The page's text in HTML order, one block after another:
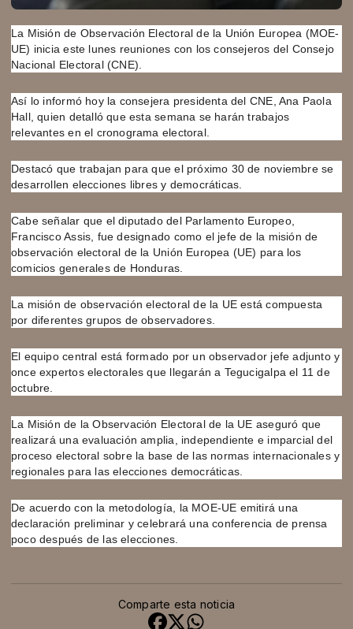
La Misión de Observación Electoral de la Unión Europea (MOE-
UE) inicia este lunes reuniones con los consejeros del Consejo
Nacional Electoral (CNE).
Así lo informó hoy la consejera presidenta del CNE, Ana Paola
Hall, quien detalló que esta semana se harán trabajos
relevantes en el cronograma electoral.
Destacó que trabajan para que el próximo 30 de noviembre se
desarrollen elecciones libres y democráticas.
Cabe señalar que el diputado del Parlamento Europeo,
Francisco Assis, fue designado como el jefe de la misión de
observación electoral de la Unión Europea (UE) para los
comicios generales de Honduras.
La misión de observación electoral de la UE está compuesta
por diferentes grupos de observadores.
El equipo central está formado por un observador jefe adjunto y
once expertos electorales que llegarán a Tegucigalpa el 11 de
octubre.
La Misión de la Observación Electoral de la UE aseguró que
realizará una evaluación amplia, independiente e imparcial del
proceso electoral sobre la base de las normas internacionales y
regionales para las elecciones democráticas.
De acuerdo con la metodología, la MOE-UE emitirá una
declaración preliminar y celebrará una conferencia de prensa
poco después de las elecciones.
Comparte esta noticia